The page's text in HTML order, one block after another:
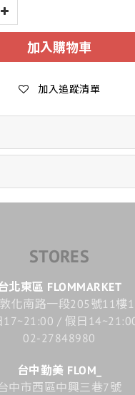
加入購物車
加入追蹤清單
STORES
北東區 FLOMMARKET
化南路一段205號11樓
17~21:00 / 假日
02-27848980
台中勤美 FLOM_
中市西區中興三巷7號